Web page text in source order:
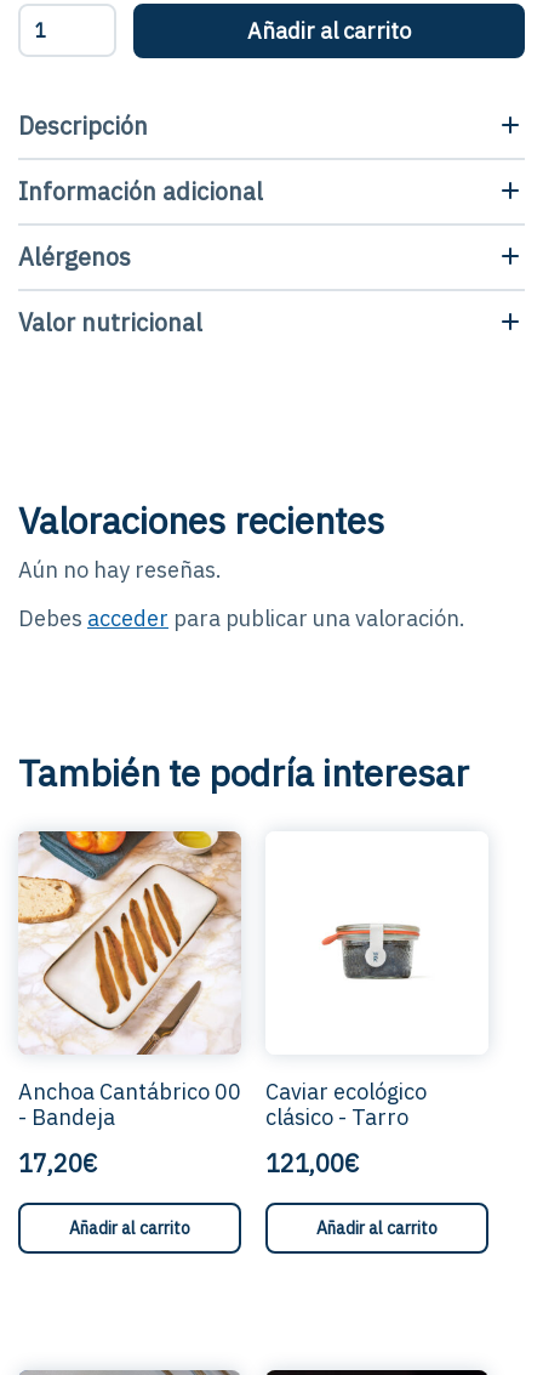
Anchoa
Cantábrico
00
Pandereta
cantidad
Añadir al carrito
Descripción
Información adicional
Alérgenos
Valor nutricional
Valoraciones recientes
Aún no hay reseñas.
Debes acceder para publicar una valoración.
También te podría interesar
Anchoa Cantábrico 00
- Bandeja
17,20€
Añadir al carrito
Caviar ecológico
clásico - Tarro
121,00€
Añadir al carrito